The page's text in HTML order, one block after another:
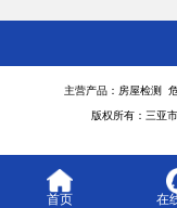
主营产品：房屋检测
版权所有：三亚
首页 在